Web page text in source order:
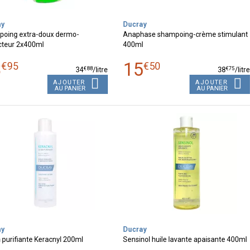
extra-doux dermo-
2x400ml
€95 34€88/litre
AJOUTER
AU PANIER
Ducray
Anaphase shampoing-crème stimulant
400ml
15€50 38€75/litre
AJOUTER
AU PANIER
purifiante Keracnyl 200ml
Ducray
Sensinol huile lavante apaisante 400ml